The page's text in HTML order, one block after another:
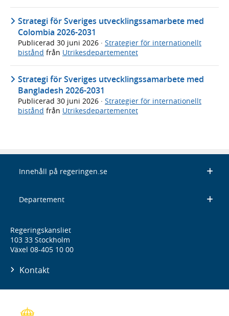
Strategi för Sveriges utvecklingssamarbete med
Colombia 2026-2031
Publicerad 30 juni 2026 · Strategier för internationellt
bistånd från Utrikesdepartementet
Strategi för Sveriges utvecklingssamarbete med
Bangladesh 2026-2031
Publicerad 30 juni 2026 · Strategier för internationellt
bistånd från Utrikesdepartementet
Innehåll på regeringen.se
Departement
Regeringskansliet
103 33 Stockholm
Växel 08-405 10 00
Kontakt